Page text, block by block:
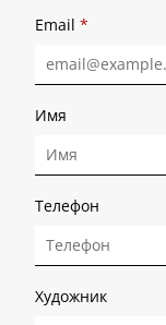
Email *
Имя
Телефон
Художник